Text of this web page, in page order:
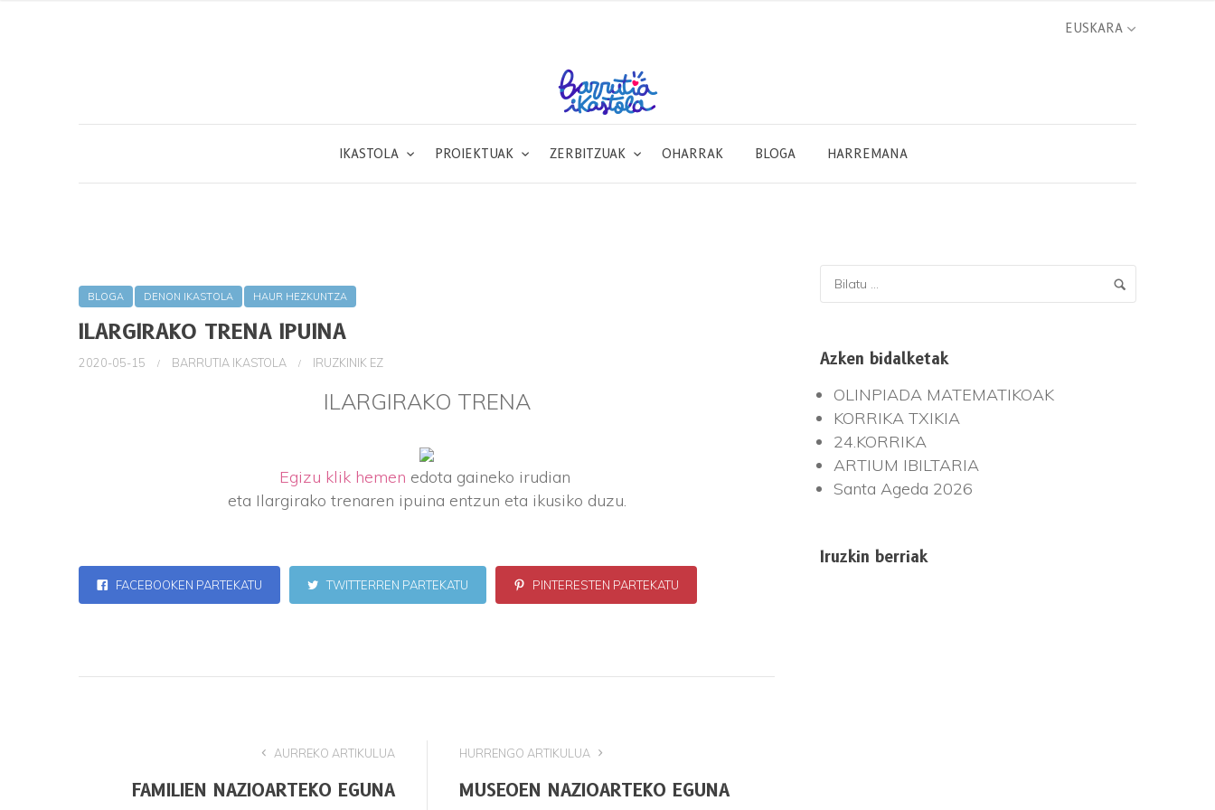
IKASTOLA PROIEKTUAK ZERBITZUAK OHARRAK BLOGA HARREMANA
BLOGA DENON IKASTOLA HAUR HEZKUNTZA
ILARGIRAKO TRENA IPUINA
2020-05-15 BARRUTIA IKASTOLA IRUZKINIK EZ
ILARGIRAKO TRENA
Egizu klik hemen edota gaineko irudian
eta Ilargirako trenaren ipuina entzun eta ikusiko duzu.
FACEBOOKEN PARTEKATU TWITTERREN PARTEKATU PINTERESTEN PARTEKATU
AURREKO ARTIKULUA
FAMILIEN NAZIOARTEKO EGUNA
HURRENGO ARTIKULUA
MUSEOEN NAZIOARTEKO EGUNA
Azken bidalketak
OLINPIADA MATEMATIKOAK
KORRIKA TXIKIA
24.KORRIKA
ARTIUM IBILTARIA
Santa Ageda 2026
Iruzkin berriak